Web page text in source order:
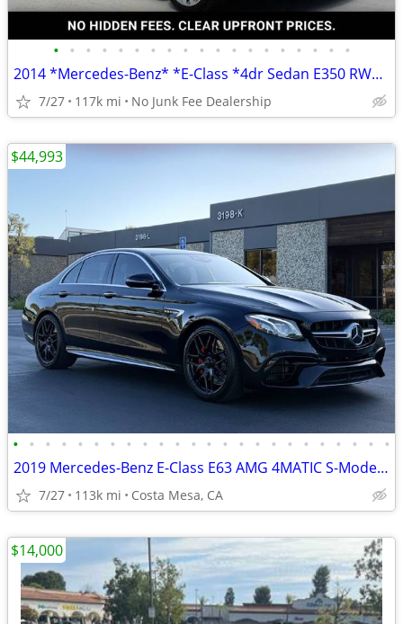
• • • • • • • • • • • • • • • • • • •
2014 *Mercedes-Benz* *E-Class *4dr Sedan E350 RWD* Diam
7/27 117k mi No Junk Fee Dealership
• • • • • • • • • • • • • • • • • • • • • • • •
2019 Mercedes-Benz E-Class E63 AMG 4MATIC S-Model Sedan
7/27 113k mi Costa Mesa, CA
$44,993
$14,000